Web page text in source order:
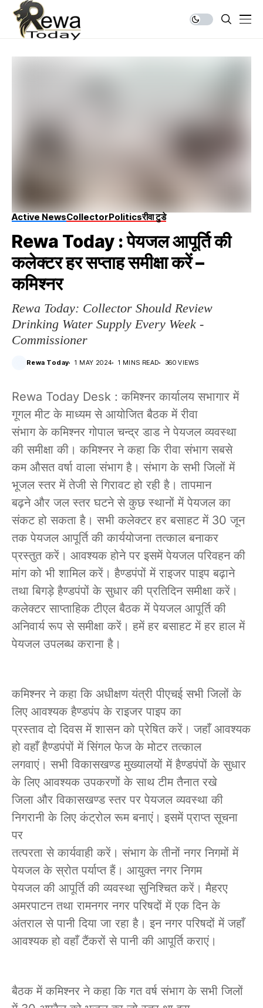
Active NewsCollectorPoliticsरीवा टुडे
Rewa Today : पेयजल आपूर्ति की
कलेक्टर हर सप्ताह समीक्षा करें –
कमिश्नर
Rewa Today: Collector Should Review
Drinking Water Supply Every Week -
Commissioner
Rewa Today 1 MAY 2024 1 MINS READ 360 VIEWS
Rewa Today Desk : कमिश्नर कार्यालय सभागार में
गूगल मीट के माध्यम से आयोजित बैठक में रीवा
संभाग के कमिश्नर गोपाल चन्द्र डाड ने पेयजल व्यवस्था
की समीक्षा की। कमिश्नर ने कहा कि रीवा संभाग सबसे
कम औसत वर्षा वाला संभाग है। संभाग के सभी जिलों में
भूजल स्तर में तेजी से गिरावट हो रही है। तापमान
बढ़ने और जल स्तर घटने से कुछ स्थानों में पेयजल का
संकट हो सकता है। सभी कलेक्टर हर बसाहट में 30 जून
तक पेयजल आपूर्ति की कार्ययोजना तत्काल बनाकर
प्रस्तुत करें। आवश्यक होने पर इसमें पेयजल परिवहन की
मांग को भी शामिल करें। हैण्डपंपों में राइजर पाइप बढ़ाने
तथा बिगड़े हैण्डपंपों के सुधार की प्रतिदिन समीक्षा करें।
कलेक्टर साप्ताहिक टीएल बैठक में पेयजल आपूर्ति की
अनिवार्य रूप से समीक्षा करें। हमें हर बसाहट में हर हाल में
पेयजल उपलब्ध कराना है।
कमिश्नर ने कहा कि अधीक्षण यंत्री पीएचई सभी जिलों के
लिए आवश्यक हैण्डपंप के राइजर पाइप का
प्रस्ताव दो दिवस में शासन को प्रेषित करें। जहाँ आवश्यक
हो वहाँ हैण्डपंपों में सिंगल फेज के मोटर तत्काल
लगवाएं। सभी विकासखण्ड मुख्यालयों में हैण्डपंपों के सुधार
के लिए आवश्यक उपकरणों के साथ टीम तैनात रखे
जिला और विकासखण्ड स्तर पर पेयजल व्यवस्था की
निगरानी के लिए कंट्रोल रूम बनाएं। इसमें प्राप्त सूचना
पर
तत्परता से कार्यवाही करें। संभाग के तीनों नगर निगमों में
पेयजल के स्रोत पर्याप्त हैं। आयुक्त नगर निगम
पेयजल की आपूर्ति की व्यवस्था सुनिश्चित करें। मैहरए
अमरपाटन तथा रामनगर नगर परिषदों में एक दिन के
अंतराल से पानी दिया जा रहा है। इन नगर परिषदों में जहाँ
आवश्यक हो वहाँ टैंकरों से पानी की आपूर्ति कराएं।
बैठक में कमिश्नर ने कहा कि गत वर्ष संभाग के सभी जिलों